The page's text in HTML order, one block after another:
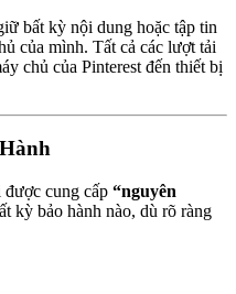
bất kỳ nội dung hoặc tập tin
của mình. Tất cả các lượt tải
chủ của Pinterest đến thiết bị
cung cấp “nguyên
kỳ bảo hành nào, dù rõ ràng